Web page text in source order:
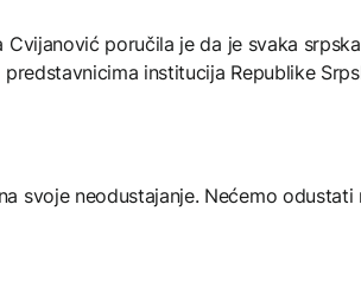
Cvijanović poručila je da je svaka
institucija Republike
svoje neodustajanje. Nećemo odustati